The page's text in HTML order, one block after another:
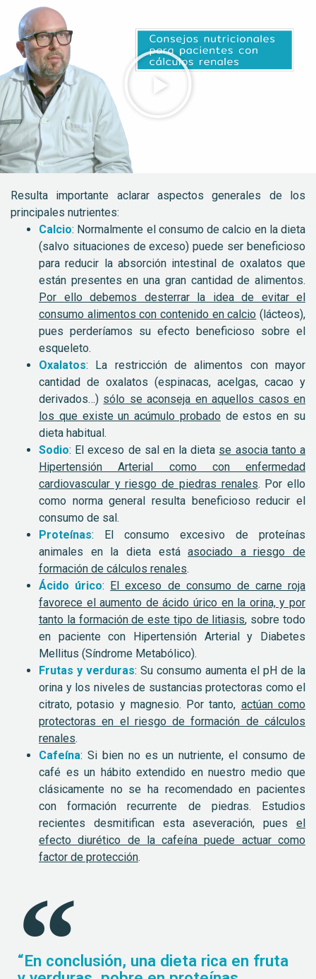
Resulta importante aclarar aspectos generales de los
principales nutrientes:
Calcio: Normalmente el consumo de calcio en la dieta
(salvo situaciones de exceso) puede ser beneficioso
para reducir la absorción intestinal de oxalatos que
están presentes en una gran cantidad de alimentos.
Por ello debemos desterrar la idea de evitar el
consumo alimentos con contenido en calcio (lácteos),
pues perderíamos su efecto beneficioso sobre el
esqueleto.
Oxalatos: La restricción de alimentos con mayor
cantidad de oxalatos (espinacas, acelgas, cacao y
derivados…) sólo se aconseja en aquellos casos en
los que existe un acúmulo probadode estos en su
dieta habitual.
Sodio: El exceso de sal en la dieta se asocia tanto a
Hipertensión Arterial como con enfermedad
cardiovascular y riesgo de piedras renales. Por ello
como norma general resulta beneficioso reducir el
consumo de sal.
Proteínas: El consumo excesivo de proteínas
animales en la dieta estáasociado a riesgo de
formación de cálculos renales.
Ácido úrico:
El exceso de consumo de carne roja
favorece el aumento de ácido úrico en la orina, y por
tanto la formación de este tipo de litiasis, sobre todo
en paciente con Hipertensión Arterial y Diabetes
Mellitus (Síndrome Metabólico).
Frutas y verduras: Su consumo aumenta el pH de la
orina y los niveles de sustancias protectoras como el
citrato, potasio y magnesio. Por tanto, actúan como
protectoras en el riesgo de formación de cálculos
renales.
Cafeína: Si bien no es un nutriente, el consumo de
café es un hábito extendido en nuestro medio que
clásicamente no se ha recomendado en pacientes
con formación recurrente de piedras. Estudios
recientes desmitifican esta aseveración, pues el
efecto diurético de la cafeína puede actuar como
factor de protección.
“En conclusión, una dieta rica en fruta